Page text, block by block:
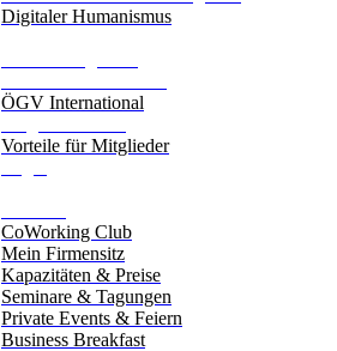
Digitaler Humanismus
ÖGV International
Vorteile für Mitglieder
CoWorking Club
Mein Firmensitz
Kapazitäten & Preise
Seminare & Tagungen
Private Events & Feiern
Business Breakfast